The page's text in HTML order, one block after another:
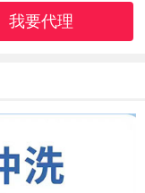
我要代理